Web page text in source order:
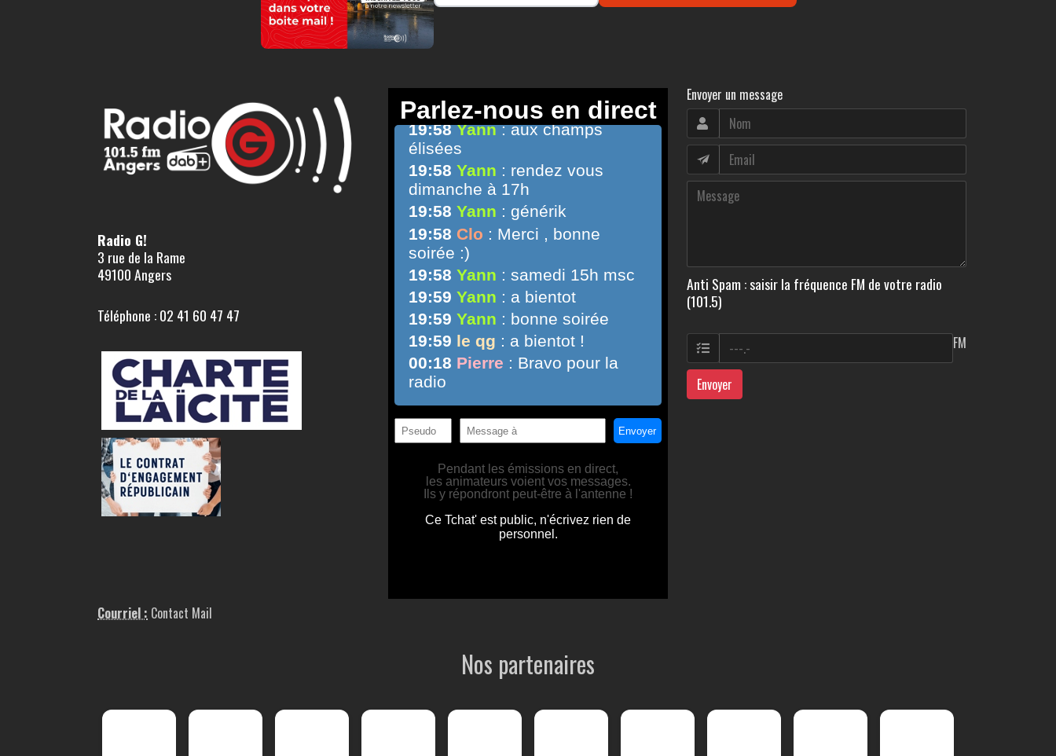
Radio G!
3 rue de la Rame
49100 Angers
Téléphone : 02 41 60 47 47
Courriel : Contact Mail
Envoyer un message
Anti Spam : saisir la fréquence FM de votre radio
(101.5)
FM
Envoyer
Nos partenaires